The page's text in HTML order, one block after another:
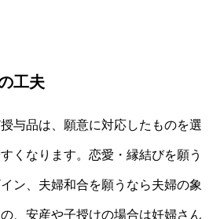
工夫
与品は、願意に対応したものを選
くなります。恋愛・縁結びを願う
ン、夫婦和合を願うなら夫婦の象
、安産や子授けの場合は妊婦さん